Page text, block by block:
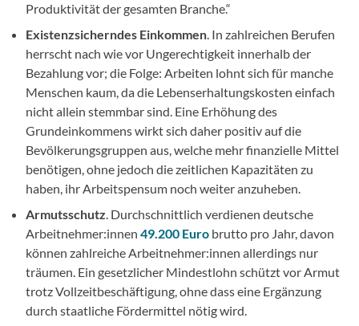
Produktivität der gesamten Branche.“
Existenzsicherndes Einkommen. In zahlreichen Berufen
herrscht nach wie vor Ungerechtigkeit innerhalb der
Bezahlung vor; die Folge: Arbeiten lohnt sich für manche
Menschen kaum, da die Lebenserhaltungskosten einfach
nicht allein stemmbar sind. Eine Erhöhung des
Grundeinkommens wirkt sich daher positiv auf die
Bevölkerungsgruppen aus, welche mehr finanzielle Mittel
benötigen, ohne jedoch die zeitlichen Kapazitäten zu
haben, ihr Arbeitspensum noch weiter anzuheben.
Armutsschutz. Durchschnittlich verdienen deutsche
Arbeitnehmer:innen 49.200 Euro brutto pro Jahr, davon
können zahlreiche Arbeitnehmer:innen allerdings nur
träumen. Ein gesetzlicher Mindestlohn schützt vor Armut
trotz Vollzeitbeschäftigung, ohne dass eine Ergänzung
durch staatliche Fördermittel nötig wird.